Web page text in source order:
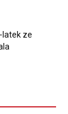
latek ze